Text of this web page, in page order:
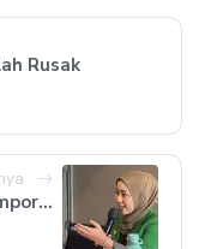
Rusak